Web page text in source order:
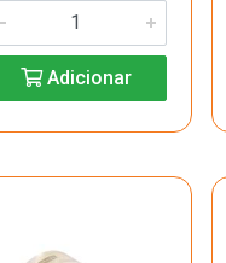
Adicionar